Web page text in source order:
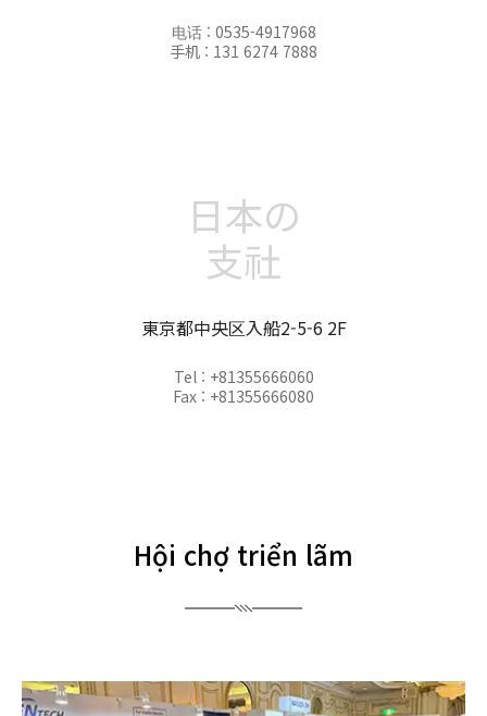
电话 : 0535-4917968
手机 : 131 6274 7888
日本の
支社
東京都中央区入船2-5-6 2F
Tel : +81355666060
Fax : +81355666080
Hội chợ triển lãm